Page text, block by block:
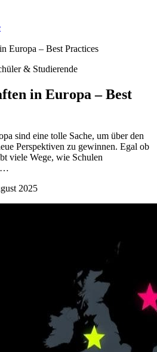
Europa – Best Practices
& Studierende
in Europa – Best
sind eine tolle Sache, um über den
Perspektiven zu gewinnen. Egal ob
viele Wege, wie Schulen
…
2025